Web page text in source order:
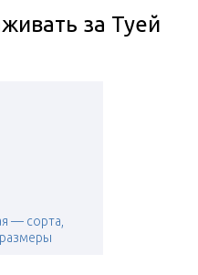
за Туей
— сорта,